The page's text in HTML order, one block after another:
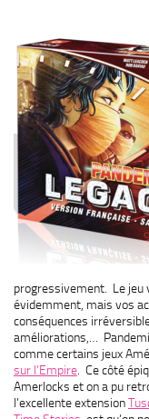
progressivement. Le jeu
évidemment, mais vos
conséquences
améliorations,…
comme certains jeux
sur l’Empire. Ce côté
Amerlocks et on a pu
l’excellente extension